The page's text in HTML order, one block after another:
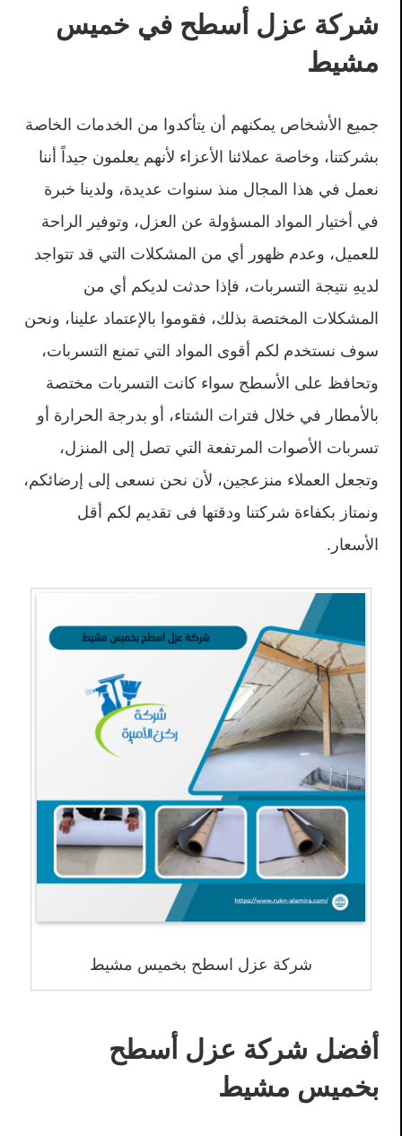
شركة عزل أسطح في خميس
مشيط
جميع الأشخاص يمكنهم أن يتأكدوا من الخدمات الخاصة
بشركتنا، وخاصة عملائنا الأعزاء لأنهم يعلمون جيداً أننا
نعمل في هذا المجال منذ سنوات عديدة، ولدينا خبرة
في أختيار المواد المسؤولة عن العزل، وتوفير الراحة
للعميل، وعدم ظهور أي من المشكلات التي قد تتواجد
لديهِ نتيجة التسربات، فإذا حدثت لديكم أي من
المشكلات المختصة بذلك، فقوموا بالإعتماد علينا، ونحن
سوف نستخدم لكم أقوى المواد التي تمنع التسربات،
وتحافظ على الأسطح سواء كانت التسربات مختصة
بالأمطار في خلال فترات الشتاء، أو بدرجة الحرارة أو
تسربات الأصوات المرتفعة التي تصل إلى المنزل،
وتجعل العملاء منزعجين، لأن نحن نسعى إلى إرضائكم،
ونمتاز بكفاءة شركتنا ودقتها فى تقديم لكم أقل
الأسعار.
شركة عزل اسطح بخميس مشيط
أفضل شركة عزل أسطح
بخميس مشيط